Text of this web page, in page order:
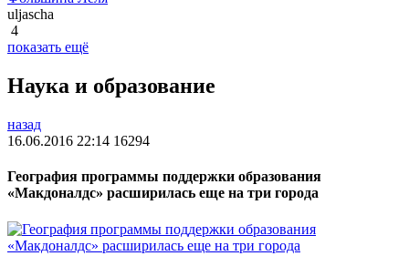
uljascha
4
показать ещё
Наука и образование
назад
16.06.2016 22:14 16294
География программы поддержки образования
«Макдоналдс» расширилась еще на три города